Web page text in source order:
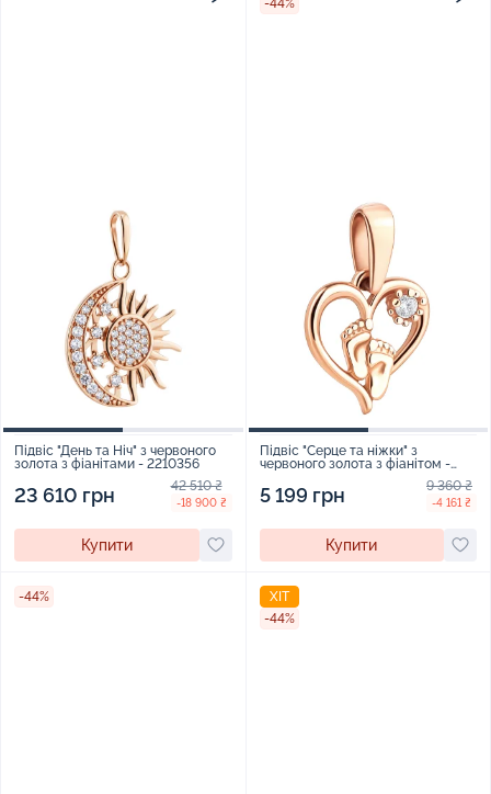
Підвіс "День та Ніч" з червоного
золота з фіанітами - 2210356
23 610 грн 42 510 ₴
-18 900 ₴
Купити
Підвіс "Серце та ніжки" з
червоного золота з фіанітом -
5 199 грн 9 360 ₴
-4 161 ₴
Купити
-44%
ХІТ
-44%